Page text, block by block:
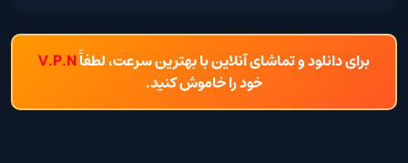
برای دانلود و تماشای آنلاین با بهترین سرعت، لطفاًV.P.N
خود را خاموش کنید.